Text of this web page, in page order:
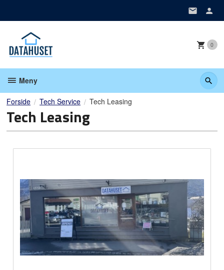
0
Meny
Forside Tech Service Tech Leasing
Tech Leasing